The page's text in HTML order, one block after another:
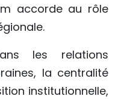
accorde au rôle
les relations
la centralité
institutionnelle,